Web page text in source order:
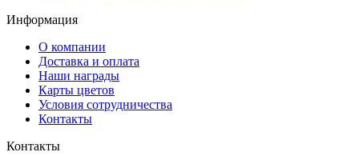
Информация
О компании
Доставка и оплата
Наши награды
Карты цветов
Условия сотрудничества
Контакты
Контакты